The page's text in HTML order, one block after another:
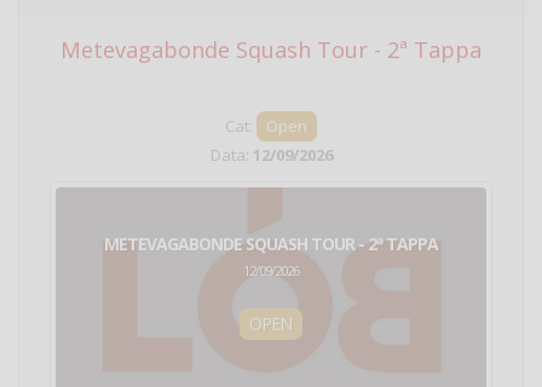
Metevagabonde Squash Tour - 2ª Tappa
Cat:
Open
Data: 12/09/2026
METEVAGABONDE SQUASH TOUR - 2ª TAPPA
12/09/2026
OPEN